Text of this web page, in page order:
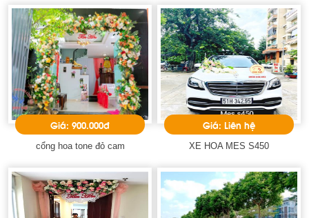
Giá: 900.000đ
cổng hoa tone đỏ cam
Giá: Liên hệ
XE HOA MES S450